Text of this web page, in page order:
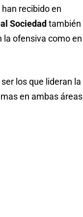
recibido en
Sociedad también
la ofensiva como en
los que lideran la
en ambas áreas